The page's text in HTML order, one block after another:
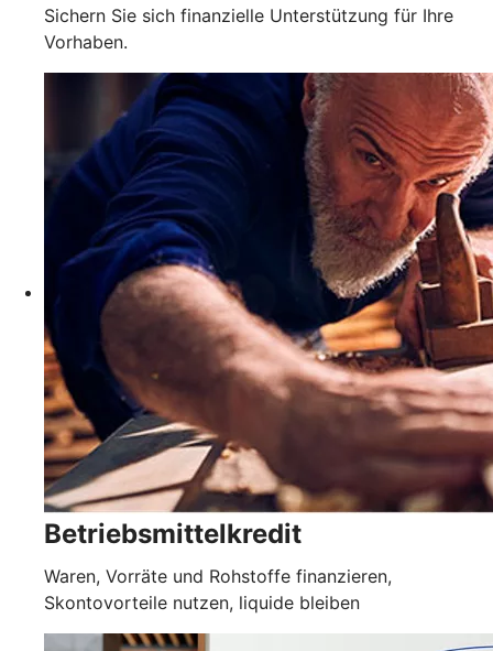
Sichern Sie sich finanzielle Unterstützung für Ihre
Vorhaben.
Betriebsmittelkredit
Waren, Vorräte und Rohstoffe finanzieren,
Skontovorteile nutzen, liquide bleiben